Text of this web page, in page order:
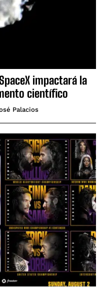
impactará la
científico
Palacios